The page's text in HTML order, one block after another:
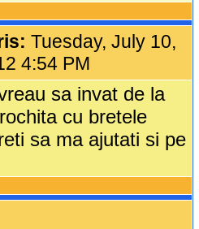
Tuesday, July 10,
4:54 PM
sa invat de la
cu bretele
sa ma ajutati si pe